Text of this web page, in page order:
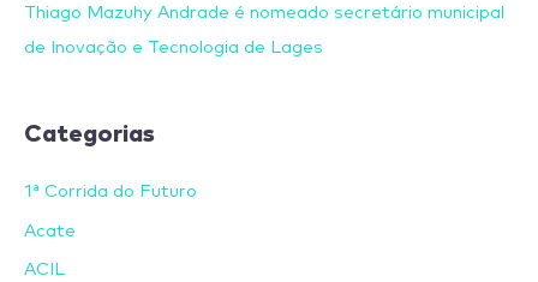
Thiago Mazuhy Andrade é nomeado secretário municipal
de Inovação e Tecnologia de Lages
Categorias
1ª Corrida do Futuro
Acate
ACIL